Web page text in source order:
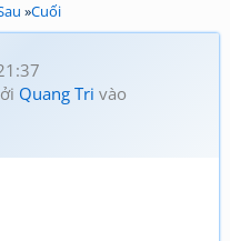
»Cuối
Quang Tri vào